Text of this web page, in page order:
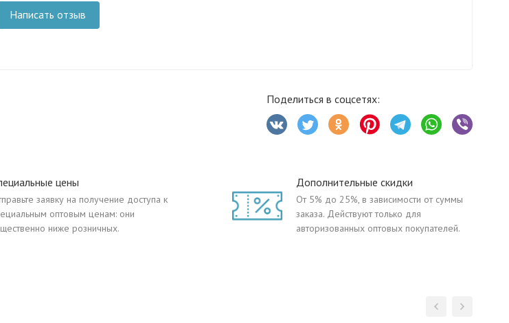
Написать отзыв
Поделиться в соцсетях:
цены
заявку на получение доступа к
оптовым ценам: они
ниже розничных.
Дополнительные скидки
От 5% до 25%, в зависимости от суммы
заказа. Действуют только для
авторизованных оптовых покупателей.